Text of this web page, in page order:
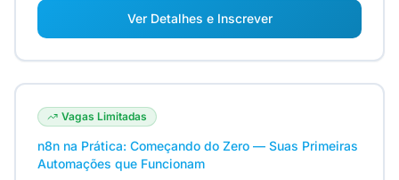
Ver Detalhes e Inscrever
Vagas Limitadas
n8n na Prática: Começando do Zero — Suas Primeiras
Automações que Funcionam